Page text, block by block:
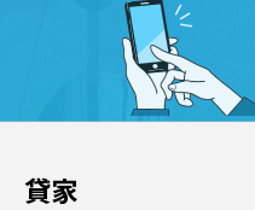
貸家